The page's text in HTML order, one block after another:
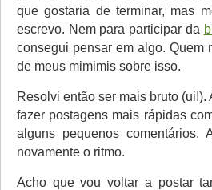
que gostaria de terminar, mas
escrevo. Nem para participar da
consegui pensar em algo. Quem
de meus mimimis sobre isso.
Resolvi então ser mais bruto
fazer postagens mais rápidas
alguns pequenos
novamente o ritmo.
Acho que vou voltar a postar